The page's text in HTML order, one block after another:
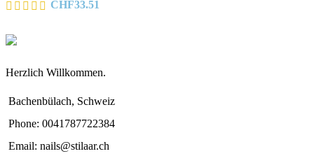
CHF33.51
Herzlich Willkommen.
Bachenbülach, Schweiz
Phone: 0041787722384
Email: nails@stilaar.ch